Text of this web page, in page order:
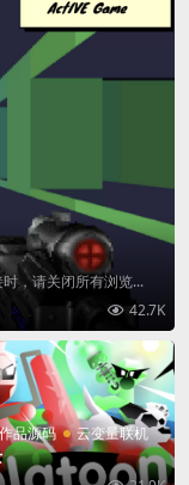
，请关闭所有浏览...
42.7K
品源码 云变量联机